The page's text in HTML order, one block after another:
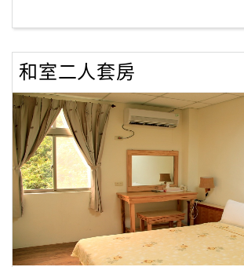
旅
卡
訂
房
請
款
收
和室二人套房